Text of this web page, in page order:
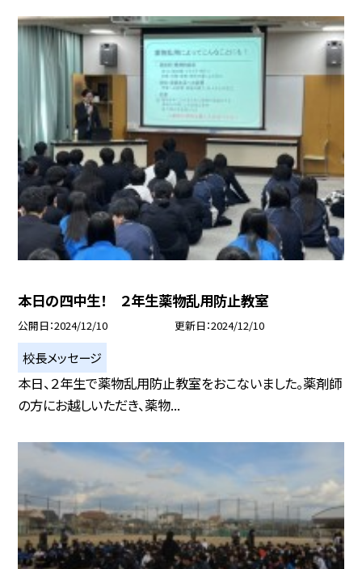
本日の四中生！ ２年生薬物乱用防止教室
公開日 2024/12/10 更新日 2024/12/10
校長メッセージ
本日、２年生で薬物乱用防止教室をおこないました。薬剤師
の方にお越しいただき、薬物...